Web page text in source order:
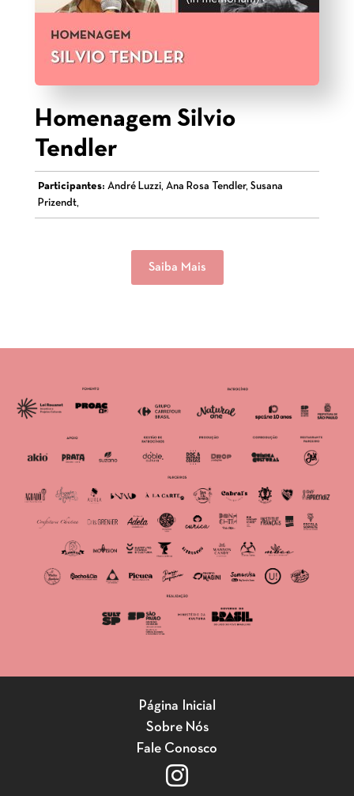
Homenagem Silvio
Tendler
Participantes: André Luzzi, Ana Rosa Tendler, Susana
Prizendt,
Saiba Mais
Página Inicial
Sobre Nós
Fale Conosco